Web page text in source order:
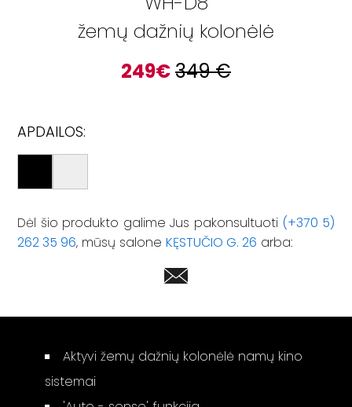
žemų dažnių kolonėlė
249€349€
APDAILOS:
Dėl šio produkto galime Jus pakonsultuoti (+370 5)
262 35 96, mūsų salone KĘSTUČIO G. 26 arba:
Aktyvi žemų dažnių kolonėlė namų kino
sistemai